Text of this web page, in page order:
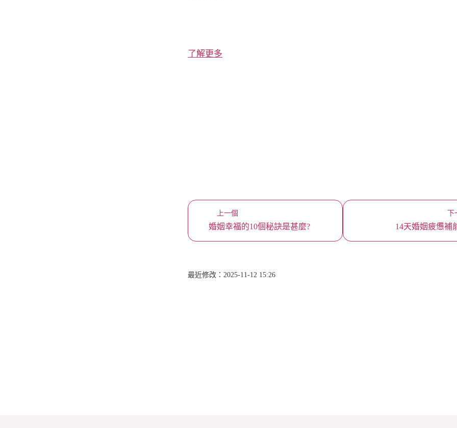
了解更多
婚姻幸福的10個秘訣是甚麼?
上一個
14天婚姻疲憊補
最近修改：2025-11-12 15:26